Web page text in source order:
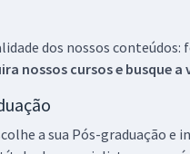
dos nossos
nossos cursos e busque
a sua Pós-graduação